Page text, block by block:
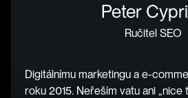
Peter
Ručitel SEO
Digitálnímu marketingu a e-
roku 2015. Neřeším vatu ani „nice